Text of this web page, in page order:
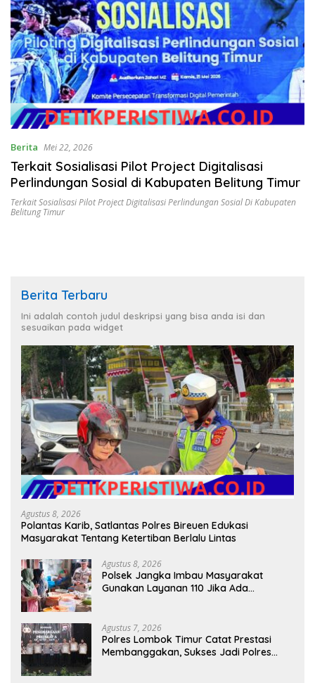
Berita Mei 22, 2026
Terkait Sosialisasi Pilot Project Digitalisasi
Perlindungan Sosial di Kabupaten Belitung Timur
Terkait Sosialisasi Pilot Project Digitalisasi Perlindungan Sosial Di Kabupaten
Belitung Timur
Berita Terbaru
Ini adalah contoh judul deskripsi yang bisa anda isi dan
sesuaikan pada widget
Agustus 8, 2026
Polantas Karib, Satlantas Polres Bireuen Edukasi
Masyarakat Tentang Ketertiban Berlalu Lintas
Agustus 8, 2026
Polsek Jangka Imbau Masyarakat
Gunakan Layanan 110 Jika Ada
Agustus 7, 2026
Polres Lombok Timur Catat Prestasi
Membanggakan, Sukses Jadi Polres